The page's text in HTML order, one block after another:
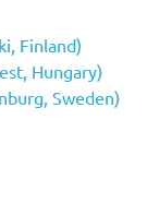
Finland)
Hungary)
Sweden)